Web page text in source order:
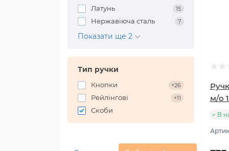
Латунь 15
Нержавіюча сталь 7
Показати ще 2
Тип ручки
Кнопки +26
Рейлінгові +11
Скоби
м/о
В